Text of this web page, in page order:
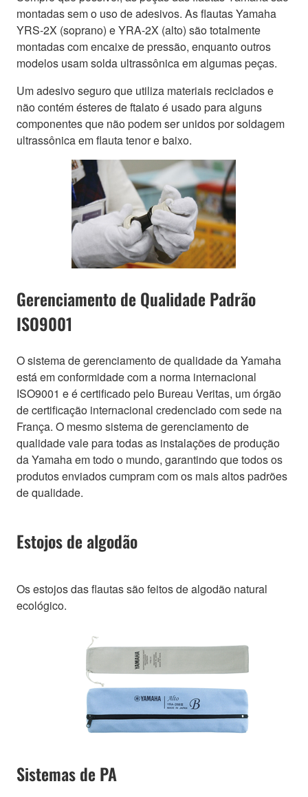
montadas sem o uso de adesivos. As flautas Yamaha
YRS-2X (soprano) e YRA-2X (alto) são totalmente
montadas com encaixe de pressão, enquanto outros
modelos usam solda ultrassônica em algumas peças.
Um adesivo seguro que utiliza materiais reciclados e
não contém ésteres de ftalato é usado para alguns
componentes que não podem ser unidos por soldagem
ultrassônica em flauta tenor e baixo.
Gerenciamento de Qualidade Padrão
ISO9001
O sistema de gerenciamento de qualidade da Yamaha
está em conformidade com a norma internacional
ISO9001 e é certificado pelo Bureau Veritas, um órgão
de certificação internacional credenciado com sede na
França. O mesmo sistema de gerenciamento de
qualidade vale para todas as instalações de produção
da Yamaha em todo o mundo, garantindo que todos os
produtos enviados cumpram com os mais altos padrões
de qualidade.
Estojos de algodão
Os estojos das flautas são feitos de algodão natural
ecológico.
Sistemas de PA